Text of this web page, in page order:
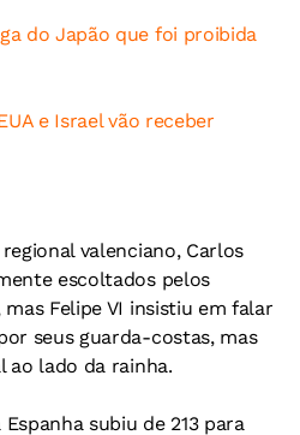
do Japão que foi proibida
e Israel vão receber
valenciano, Carlos
escoltados pelos
Felipe VI insistiu em falar
seus guarda-costas, mas
ao lado da rainha.
subiu de 213 para